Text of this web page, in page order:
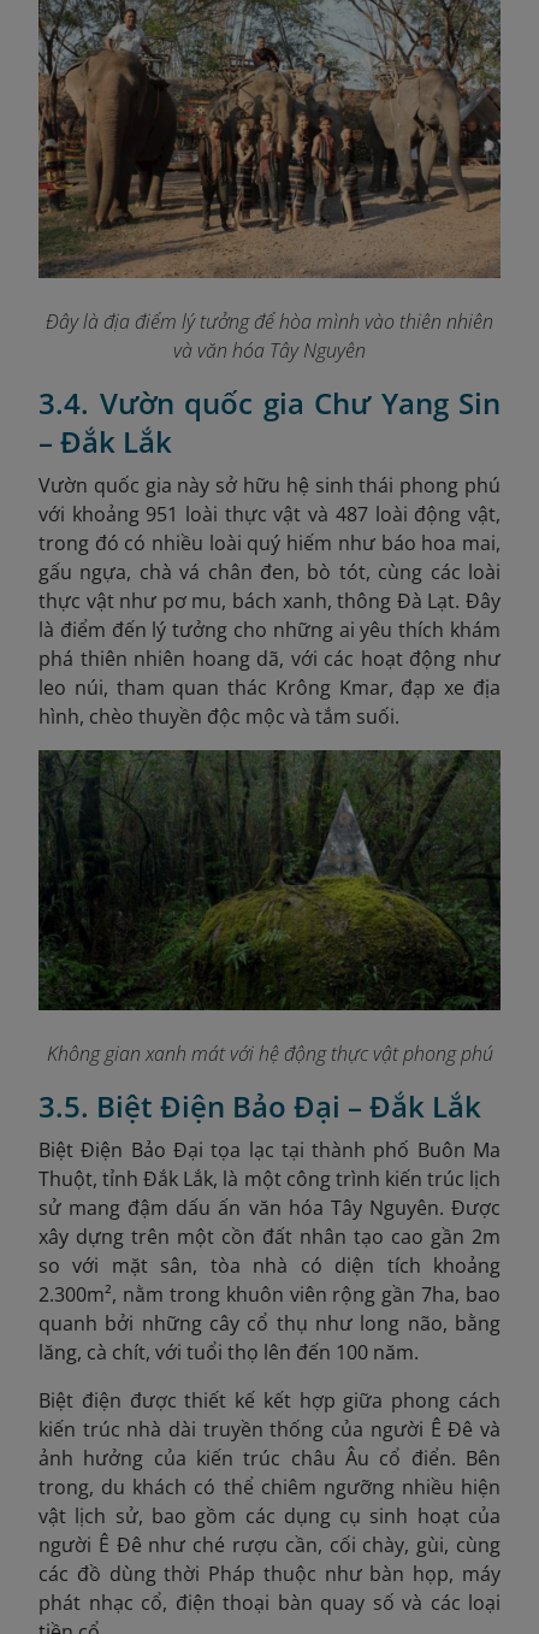
Đây là địa điểm lý tưởng để hòa mình vào thiên nhiên
và văn hóa Tây Nguyên
3.4. Vườn quốc gia Chư Yang Sin
– Đắk Lắk
Vườn quốc gia này sở hữu hệ sinh thái phong phú
với khoảng 951 loài thực vật và 487 loài động vật,
trong đó có nhiều loài quý hiếm như báo hoa mai,
gấu ngựa, chà vá chân đen, bò tót, cùng các loài
thực vật như pơ mu, bách xanh, thông Đà Lạt. Đây
là điểm đến lý tưởng cho những ai yêu thích khám
phá thiên nhiên hoang dã, với các hoạt động như
leo núi, tham quan thác Krông Kmar, đạp xe địa
hình, chèo thuyền độc mộc và tắm suối.
Không gian xanh mát với hệ động thực vật phong phú
3.5. Biệt Điện Bảo Đại – Đắk Lắk
Biệt Điện Bảo Đại tọa lạc tại thành phố Buôn Ma
Thuột, tỉnh Đắk Lắk, là một công trình kiến trúc lịch
sử mang đậm dấu ấn văn hóa Tây Nguyên. Được
xây dựng trên một cồn đất nhân tạo cao gần 2m
so với mặt sân, tòa nhà có diện tích khoảng
2.300m², nằm trong khuôn viên rộng gần 7ha, bao
quanh bởi những cây cổ thụ như long não, bằng
lăng, cà chít, với tuổi thọ lên đến 100 năm.
Biệt điện được thiết kế kết hợp giữa phong cách
kiến trúc nhà dài truyền thống của người Ê Đê và
ảnh hưởng của kiến trúc châu Âu cổ điển. Bên
trong, du khách có thể chiêm ngưỡng nhiều hiện
vật lịch sử, bao gồm các dụng cụ sinh hoạt của
người Ê Đê như ché rượu cần, cối chày, gùi, cùng
các đồ dùng thời Pháp thuộc như bàn họp, máy
phát nhạc cổ, điện thoại bàn quay số và các loại